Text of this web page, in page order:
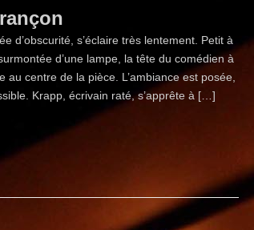
d’obscurité, s’éclaire très lentement. Petit à
d’une lampe, la tête du comédien à
au centre de la pièce. L’ambiance est posée,
Krapp, écrivain raté, s’apprête à […]